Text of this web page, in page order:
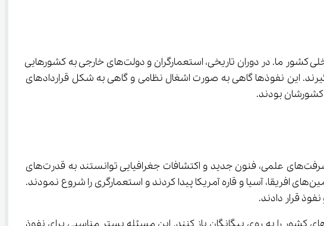
ایستادگی در برابر بیگانگان یعنی مقاومت و مقابله با هر گونه دخالت، نفوذ و سلطه بیگانگان در سرزمین و امور داخلی کشور ما. در دوران تاریخی، استعمارگران و دولت‌های خارجی به کشورهایی
سیاسی، اقتصادی و فرهنگی تلاش کردند تا منابع و قدرت آن‌ها را در اختیار بگیرند. این نفوذها گاهی به صورت اشغال نظامی و گاهی به شکل قراردادهای
کشورشان بودند.
باید بگوییم که: اروپاییان ابتدا از طریق موفقیت در تجارت، پیشرفت‌های علمی، فنون جدید و اکتشافات جغرافیایی توانستند به قدرت‌های
جهانی تبدیل شوند. آنها با شناخت علمی، کشتی‌سازی و تجهیزات بهتر در مسیرهای دریایی، راه‌های جدیدی به سرزمین‌های افریقا، آسیا و قاره آمریکا پیدا کردند و استعمارگری را شروع نمودند.